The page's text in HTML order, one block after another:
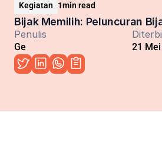
Kegiatan 1min read
Bijak Memilih: Peluncuran
Penulis
Ge 21